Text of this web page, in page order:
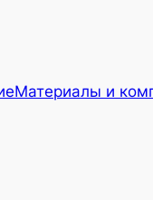
Материалы и